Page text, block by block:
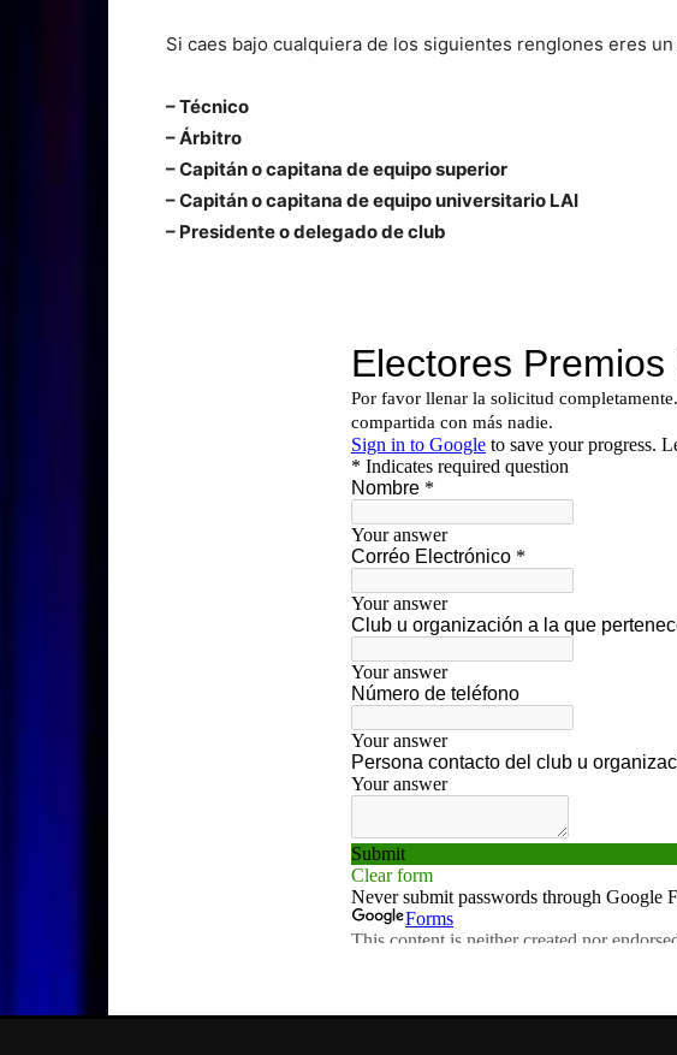
Si caes bajo cualquiera de los siguientes renglones eres
– Técnico
– Árbitro
– Capitán o capitana de equipo superior
– Capitán o capitana de equipo universitario LAI
– Presidente o delegado de club